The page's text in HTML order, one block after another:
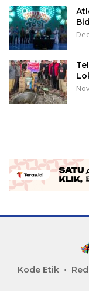
Kode Etik